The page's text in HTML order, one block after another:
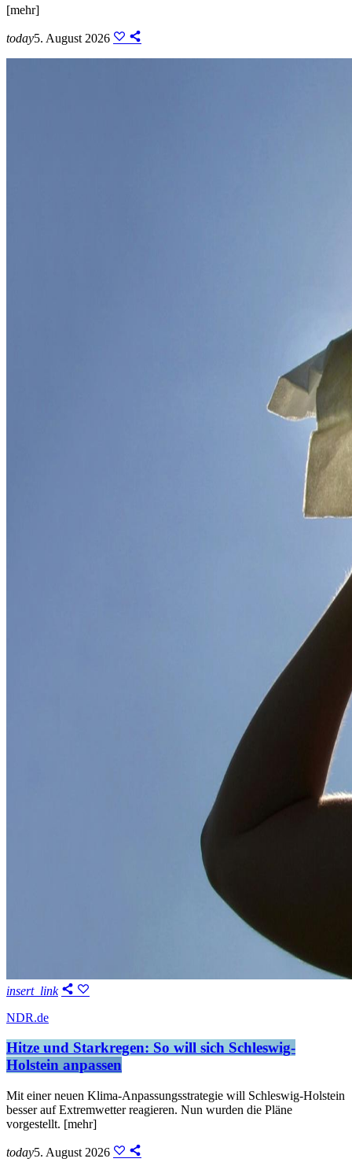
[mehr]
today5. August 2026
insert_link
NDR.de
Hitze und Starkregen: So will sich Schleswig-
Holstein anpassen
Mit einer neuen Klima-Anpassungsstrategie will Schleswig-Holstein
besser auf Extremwetter reagieren. Nun wurden die Pläne
vorgestellt. [mehr]
today5. August 2026